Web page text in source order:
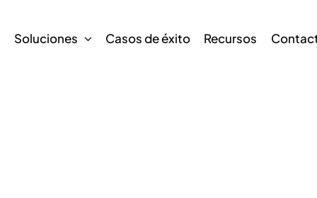
Soluciones Casos de éxito Recursos